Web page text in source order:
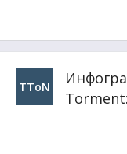
TToN